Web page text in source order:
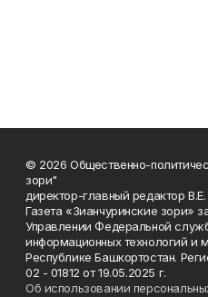
© 2026 Общественно-
зори"
директор-главный редактор В.Е.
Газета «Зианчуринские зори»
Управлении Федеральной
информационных технологий и
Республике Башкортостан.
02 - 01812 от 19.05.2025 г.
Об использовании